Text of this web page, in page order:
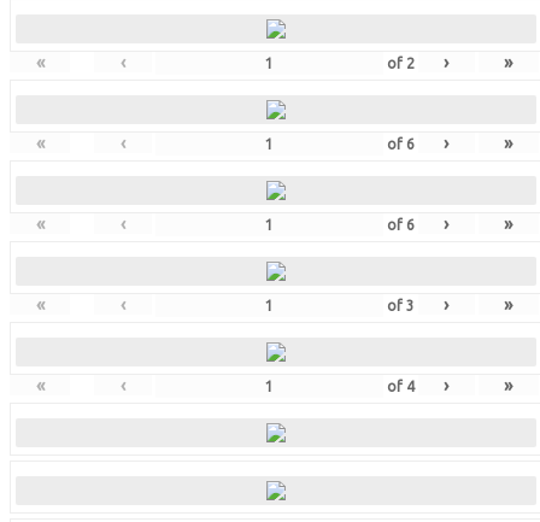
« ‹ of 2 › »
« ‹ of 6 › »
« ‹ of 6 › »
« ‹ of 3 › »
« ‹ of 4 › »